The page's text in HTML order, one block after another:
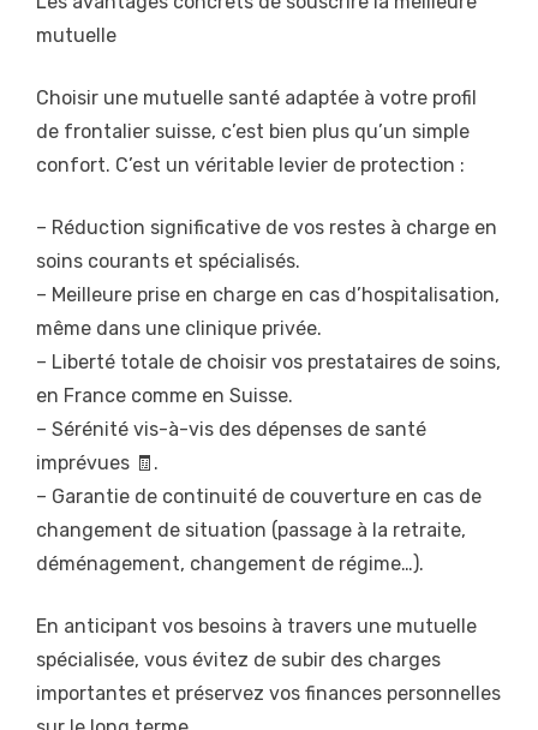
mutuelle
Choisir une mutuelle santé adaptée à votre profil
de frontalier suisse, c’est bien plus qu’un simple
confort. C’est un véritable levier de protection :
– Réduction significative de vos restes à charge en
soins courants et spécialisés.
– Meilleure prise en charge en cas d’hospitalisation,
même dans une clinique privée.
– Liberté totale de choisir vos prestataires de soins,
en France comme en Suisse.
– Sérénité vis-à-vis des dépenses de santé
imprévues 🧾.
– Garantie de continuité de couverture en cas de
changement de situation (passage à la retraite,
déménagement, changement de régime…).
En anticipant vos besoins à travers une mutuelle
spécialisée, vous évitez de subir des charges
importantes et préservez vos finances personnelles